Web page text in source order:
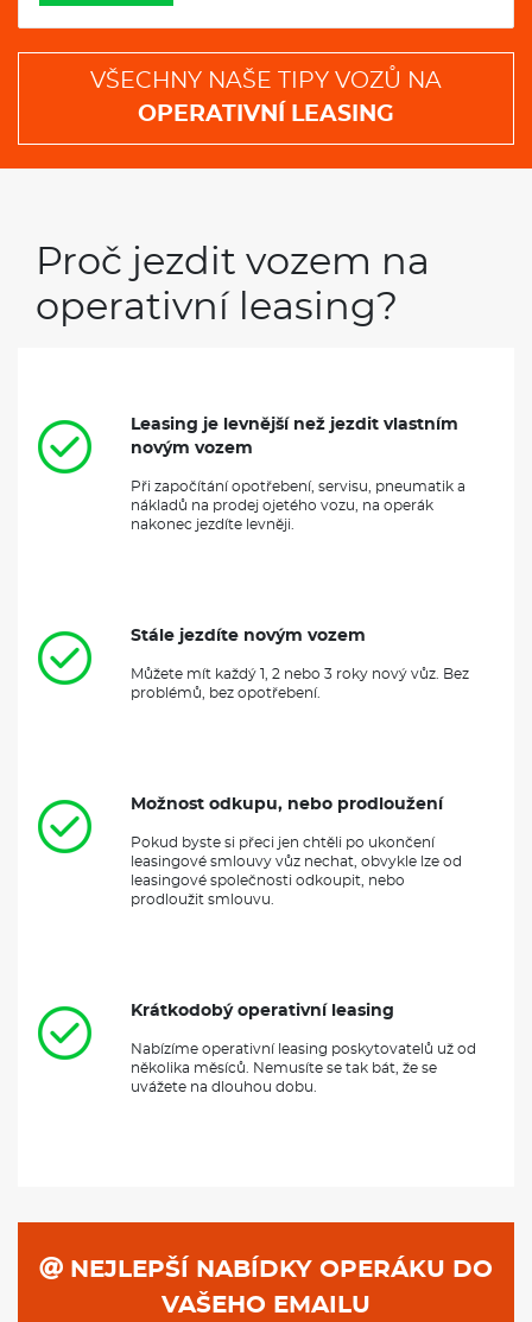
VŠECHNY NAŠE TIPY VOZŮ NA
OPERATIVNÍ LEASING
Proč jezdit vozem na
operativní leasing?
Leasing je levnější než jezdit vlastním
novým vozem
Při započítání opotřebení, servisu, pneumatik a
nákladů na prodej ojetého vozu, na operák
nakonec jezdíte levněji.
Stále jezdíte novým vozem
Můžete mít každý 1, 2 nebo 3 roky nový vůz. Bez
problémů, bez opotřebení.
Možnost odkupu, nebo prodloužení
Pokud byste si přeci jen chtěli po ukončení
leasingové smlouvy vůz nechat, obvykle lze od
leasingové společnosti odkoupit, nebo
prodloužit smlouvu.
Krátkodobý operativní leasing
Nabízíme operativní leasing poskytovatelů už od
několika měsíců. Nemusíte se tak bát, že se
uvážete na dlouhou dobu.
NEJLEPŠÍ NABÍDKY OPERÁKU DO
VAŠEHO EMAILU